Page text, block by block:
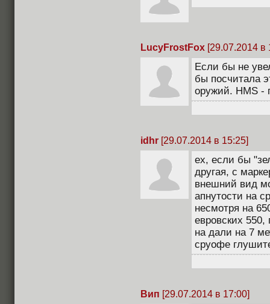
LucyFrostFox [29.07.2014 в
Если бы не
бы посчитала
оружий. HMS -
idhr [29.07.2014 в 15:25]
ех, если бы
другая, с
внешний вид
апнутости на
несмотря на
евровских
на дали на 7
сруофе
Вип [29.07.2014 в 17:00]